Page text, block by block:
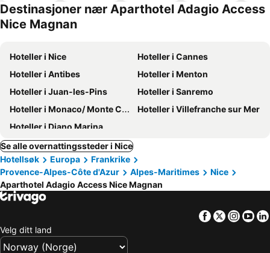
Destinasjoner nær Aparthotel Adagio Access
Nice Magnan
Hoteller i Nice
Hoteller i Cannes
Hoteller i Antibes
Hoteller i Menton
Hoteller i Juan-les-Pins
Hoteller i Sanremo
Hoteller i Monaco/ Monte Carlo
Hoteller i Villefranche sur Mer
Hoteller i Diano Marina
Se alle overnattingssteder i Nice
Hotellsøk
Europa
Frankrike
Provence-Alpes-Côte d'Azur
Alpes-Maritimes
Nice
Aparthotel Adagio Access Nice Magnan
Facebook
Twitter
Velg ditt land